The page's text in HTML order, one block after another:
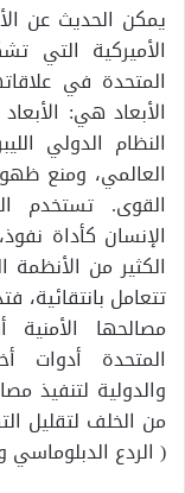
يمكن الحديث عن
الأميركية التي
المتحدة في
الأبعاد هي:
النظام الدولي
العالمي، ومنع
القوى. تستخدم
الإنسان كأداة
الكثير من الأنظمة
تتعامل بانتقائية،
مصالحها الأمنية
المتحدة أدوات
والدولية لتنفيذ
من الخلف لتقليل
( الردع الدبلوماسي